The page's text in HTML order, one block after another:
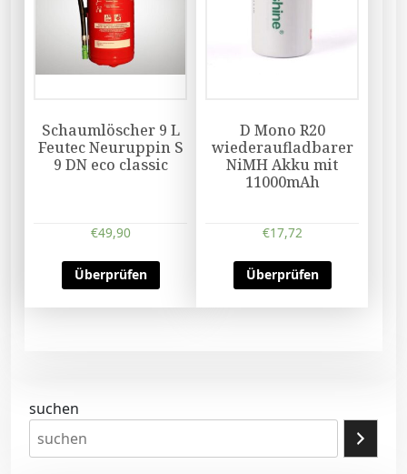
Schaumlöscher 9 L
Feutec Neuruppin S
9 DN eco classic
€49,90
Überprüfen
D Mono R20
wiederaufladbarer
NiMH Akku mit
11000mAh
€17,72
Überprüfen
suchen